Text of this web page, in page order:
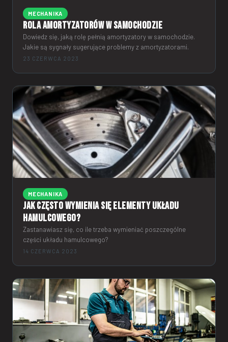
MECHANIKA
Rola amortyzatorów w samochodzie
Dowiedz się, jaką rolę pełnią amortyzatory w samochodzie.
Jakie są sygnały sugerujące problemy z amortyzatorami.
23 CZERWCA 2023
MECHANIKA
Jak często wymienia się elementy układu
hamulcowego?
Zastanawiasz się, co ile trzeba wymieniać poszczególne
części układu hamulcowego?
14 CZERWCA 2023